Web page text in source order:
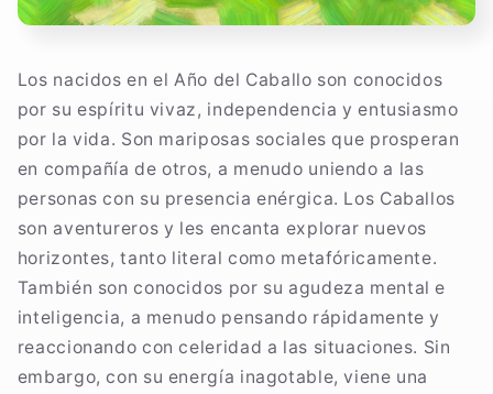
Los nacidos en el Año del Caballo son conocidos
por su espíritu vivaz, independencia y entusiasmo
por la vida. Son mariposas sociales que prosperan
en compañía de otros, a menudo uniendo a las
personas con su presencia enérgica. Los Caballos
son aventureros y les encanta explorar nuevos
horizontes, tanto literal como metafóricamente.
También son conocidos por su agudeza mental e
inteligencia, a menudo pensando rápidamente y
reaccionando con celeridad a las situaciones. Sin
embargo, con su energía inagotable, viene una